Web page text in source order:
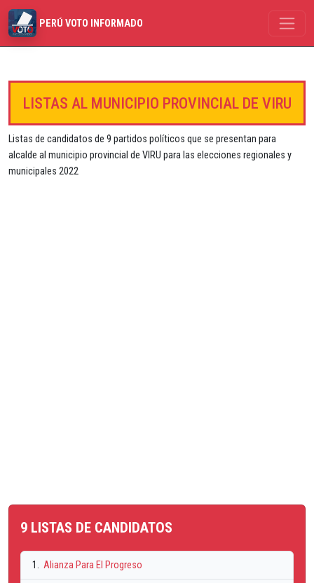
PERÚ VOTO INFORMADO
LISTAS AL MUNICIPIO PROVINCIAL DE VIRU
Listas de candidatos de 9 partidos políticos que se presentan para
alcalde al municipio provincial de VIRU para las elecciones regionales y
municipales 2022
9 LISTAS DE CANDIDATOS
1. Alianza Para El Progreso